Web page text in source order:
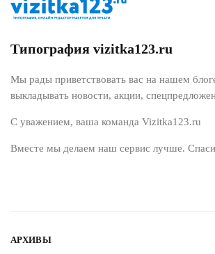
Типография vizitka123.ru
Мы рады приветствовать вас на нашем
выкладывать новости, акции,
С уважением, ваша команда Vizitka123.ru
Вместе мы делаем наш сервис лучше.
АРХИВЫ